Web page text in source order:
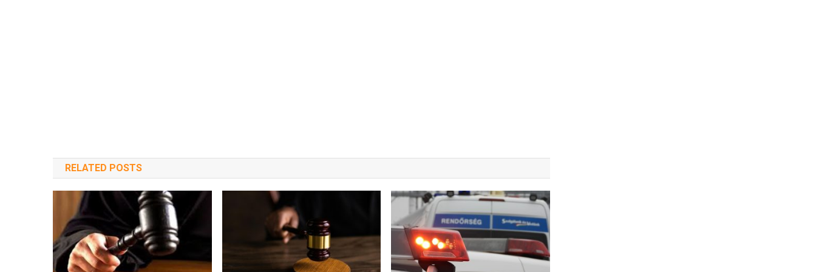
RELATED POSTS